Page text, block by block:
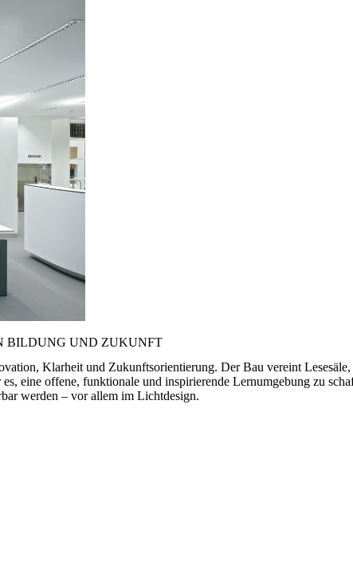
BILDUNG UND ZUKUNFT
Klarheit und Zukunftsorientierung. Der Bau vereint
eine offene, funktionale und inspirierende Lernumgebung zu
werden – vor allem im Lichtdesign.